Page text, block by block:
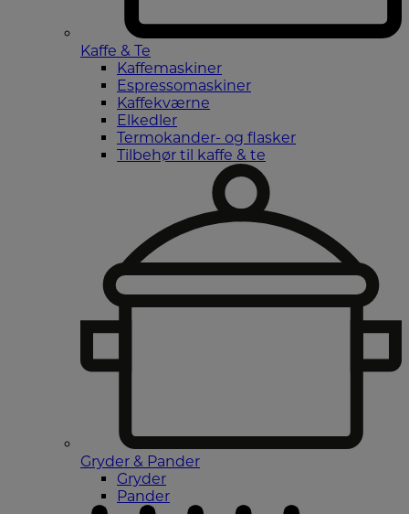
Kaffe & Te
Kaffemaskiner
Espressomaskiner
Kaffekværne
Elkedler
Termokander- og flasker
Tilbehør til kaffe & te
Gryder & Pander
Gryder
Pander